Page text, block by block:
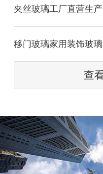
夹丝玻璃工厂直营生产
移门玻璃家用装饰玻璃
查